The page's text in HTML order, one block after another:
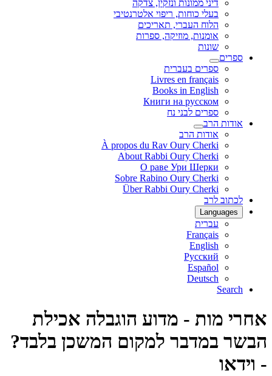
דיני ממונות ונזקין, צדקה
בעלי כוחות, ריפוי אלטרנטיבי
הלוח העברי, תאריכים
אומנות, מוזיקה, ספרות
שונות
ספרים
ספרים בעברית
Livres en français
Books in English
Книги на русском
ספרים לבני נח
אודות הרב
אודות הרב
À propos du Rav Oury Cherki
About Rabbi Oury Cherki
О раве Ури Шерки
Sobre Rabino Oury Cherki
Über Rabbi Oury Cherki
לכתוב לרב
Languages
עברית
Français
English
Русский
Español
Deutsch
Search
אחרי מות - מדוע הוגבלה אכילת
הבשר במדבר למקום המשכן בלבד?
- וידאו